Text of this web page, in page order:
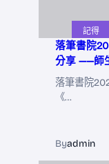
記得
落筆書院
分享 ——師
落筆書院
《…
Byadmin